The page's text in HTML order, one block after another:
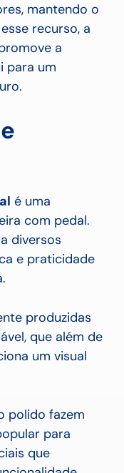
mantendo o
recurso, a
a
para um
é uma
com pedal.
diversos
e praticidade
produzidas
que além de
um visual
polido fazem
para
que